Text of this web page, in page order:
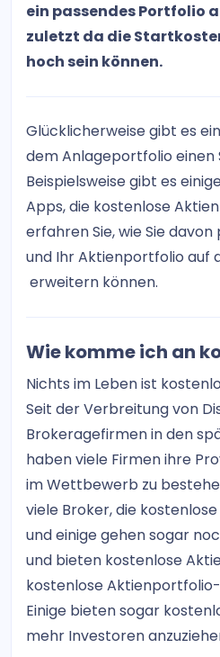
ein passendes Portfolio
zuletzt da die
hoch sein können.
Glücklicherweise gibt es
dem Anlageportfolio einen
Beispielsweise gibt es
Apps, die kostenlose
erfahren Sie, wie Sie
und Ihr Aktienportfolio auf
erweitern können.
Wie komme ich an
Nichts im Leben ist
Seit der Verbreitung von
Brokeragefirmen in den
haben viele Firmen ihre
im Wettbewerb zu
viele Broker, die
und einige gehen sogar
und bieten kostenlose
kostenlose
Einige bieten sogar
mehr Investoren